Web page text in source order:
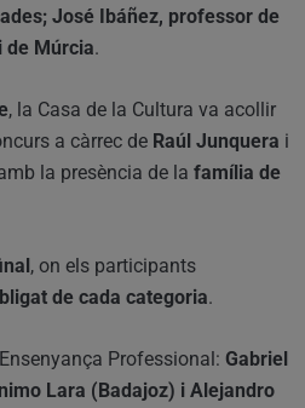
José Ibáñez, professor de
de Múrcia.
, la Casa de la Cultura va acollir
a càrrec de Raúl Junquera i
la presència de la família de
, on els participants
de cada categoria.
Professional: Gabriel
Lara (Badajoz) i Alejandro